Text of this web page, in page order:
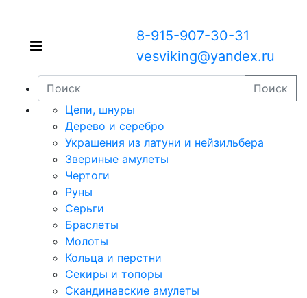
8-915-907-30-31
vesviking@yandex.ru
Поиск
Цепи, шнуры
Дерево и серебро
Украшения из латуни и нейзильбера
Звериные амулеты
Чертоги
Руны
Серьги
Браслеты
Молоты
Кольца и перстни
Секиры и топоры
Скандинавские амулеты